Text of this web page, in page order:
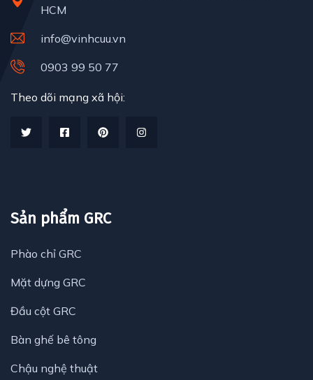
HCM
info@vinhcuu.vn
0903 99 50 77
Theo dõi mạng xã hội:
Sản phẩm GRC
Phào chỉ GRC
Mặt dựng GRC
Đầu cột GRC
Bàn ghế bê tông
Chậu nghệ thuật